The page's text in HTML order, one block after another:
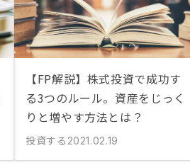
【FP解説】株式投資で成功す
る3つのルール。資産をじっく
りと増やす方法とは？
投資する 2021.02.19